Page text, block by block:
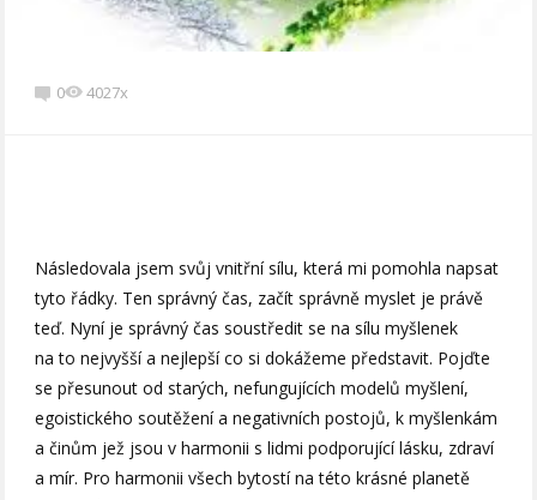
0 4027x
Následovala jsem svůj vnitřní sílu, která mi pomohla napsat
tyto řádky. Ten správný čas, začít správně myslet je právě
teď. Nyní je správný čas soustředit se na sílu myšlenek
na to nejvyšší a nejlepší co si dokážeme představit. Pojďte
se přesunout od starých, nefungujících modelů myšlení,
egoistického soutěžení a negativních postojů, k myšlenkám
a činům jež jsou v harmonii s lidmi podporující lásku, zdraví
a mír. Pro harmonii všech bytostí na této krásné planetě